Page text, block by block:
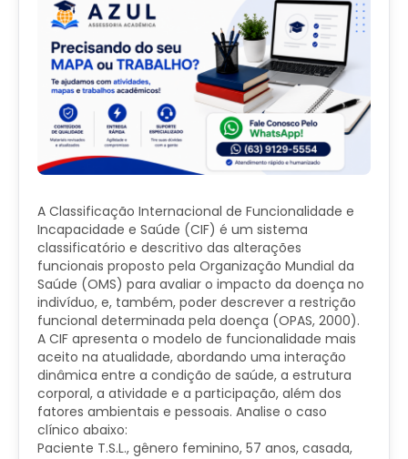
A Classificação Internacional de Funcionalidade e
Incapacidade e Saúde (CIF) é um sistema
classificatório e descritivo das alterações
funcionais proposto pela Organização Mundial da
Saúde (OMS) para avaliar o impacto da doença no
indivíduo, e, também, poder descrever a restrição
funcional determinada pela doença (OPAS, 2000).
A CIF apresenta o modelo de funcionalidade mais
aceito na atualidade, abordando uma interação
dinâmica entre a condição de saúde, a estrutura
corporal, a atividade e a participação, além dos
fatores ambientais e pessoais. Analise o caso
clínico abaixo:
Paciente T.S.L., gênero feminino, 57 anos, casada,